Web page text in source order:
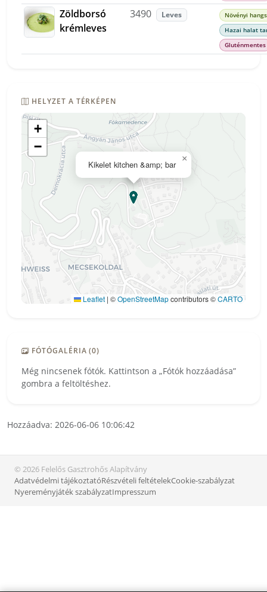
Zöldborsó
krémleves
3490 Leves
Növényi
Hazai halat
Gluténmentes
HELYZET A TÉRKÉPEN
Kikelet kitchen &amp; bar
×
+
−
Leaflet | ©OpenStreetMapcontributors ©CARTO
FÓTÓGALÉRIA (0)
Még nincsenek fótók. Kattintson a „Fótók hozzáadása”
gombra a feltöltéshez.
Hozzáadva: 2026-06-06 10:06:42
© 2026 Felelős Gasztrohős Alapítvány
Adatvédelmi tájékoztatóRészvételi feltételekCookie-szabályzat
Nyereményjáték szabályzatImpresszum